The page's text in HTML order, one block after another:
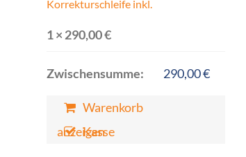
Korrekturschleife inkl.
1 × 290,00€
Zwischensumme: 290,00€
Warenkorb
anzeigen
Kasse